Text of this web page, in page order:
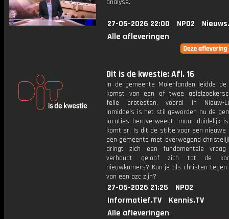
analyse.
27-05-2026 22:00 NPO2
Alle afleveringen
Dit is de kwestie: Afl. 16
In de gemeente Molenlanden leidde de
komst van een of twee
felle protesten, vooral in Nieuw-
Inmiddels is het stil geworden nu de
locaties heroverweegt, maar duidelijk
komt er. Is dit de stilte voor een nieuwe
een gemeente met overwegend
dringt zich een fundamentele
verhoudt geloof zich tot de
nieuwkomers? Kun je als christen
van een azc zijn?
27-05-2026 21:25
NPO2
Informatief.TV
Kennis.TV
Alle afleveringen